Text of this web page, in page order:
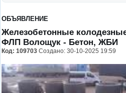
ОБЪЯВЛЕНИЕ
Железобетонные
ФЛП Волощук - Бетон, ЖБИ
Код: 109703 Создано: 30-10-2025 19:59